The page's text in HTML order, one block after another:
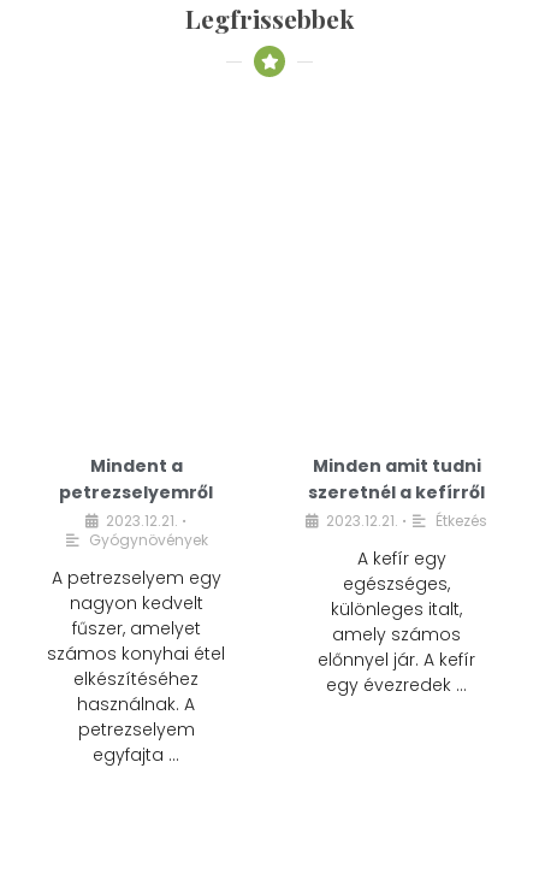
Legfrissebbek
Mindent a
petrezselyemről
2023.12.21. •
Gyógynövények
A petrezselyem egy
nagyon kedvelt
fűszer, amelyet
számos konyhai étel
elkészítéséhez
használnak. A
petrezselyem
egyfajta …
Minden amit tudni
szeretnél a kefírről
2023.12.21. • Étkezés
A kefír egy
egészséges,
különleges italt,
amely számos
előnnyel jár. A kefír
egy évezredek …